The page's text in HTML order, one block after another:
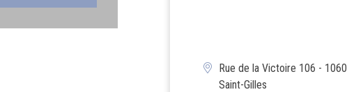
Rue de la Victoire 106 - 1060
Saint-Gilles